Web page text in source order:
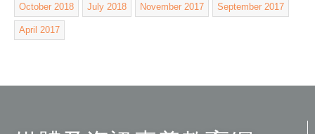
October 2018 July 2018 November 2017 September 2017
April 2017